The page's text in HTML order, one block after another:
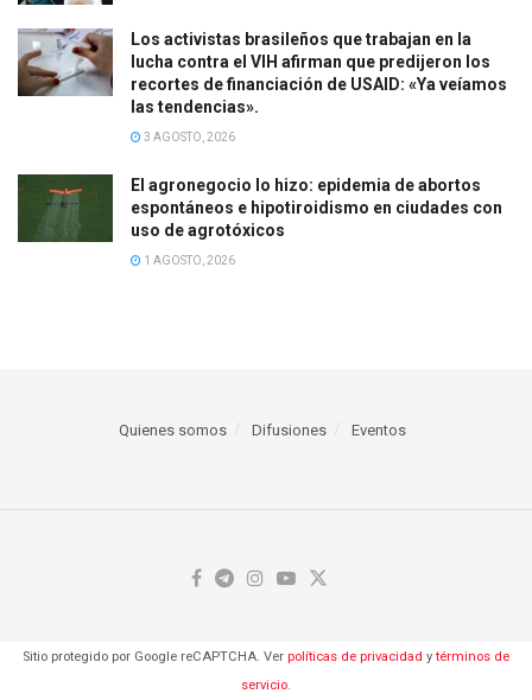
Los activistas brasileños que trabajan en la
lucha contra el VIH afirman que predijeron los
recortes de financiación de USAID: «Ya veíamos
las tendencias».
3 AGOSTO, 2026
El agronegocio lo hizo: epidemia de abortos
espontáneos e hipotiroidismo en ciudades con
uso de agrotóxicos
1 AGOSTO, 2026
Quienes somos Difusiones Eventos
Sitio protegido por Google reCAPTCHA. Ver políticas de privacidad ytérminos de
servicio